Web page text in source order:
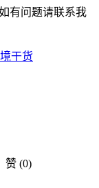
有问题请联系我
干货
赞 (0)